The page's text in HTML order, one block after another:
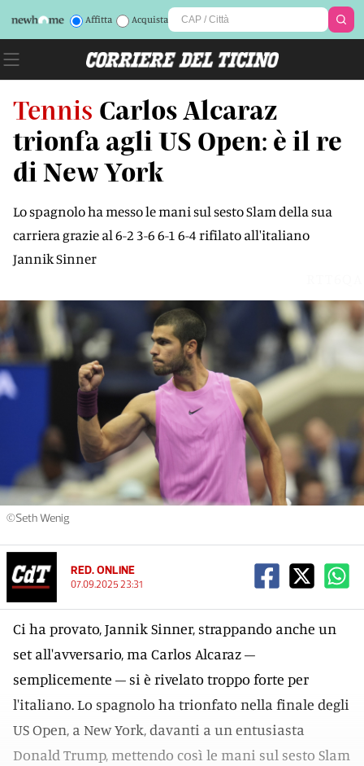
Affitta Acquista
Tennis Carlos Alcaraz
trionfa agli US Open: è il re
di New York
Lo spagnolo ha messo le mani sul sesto Slam della sua
carriera grazie al 6-2 3-6 6-1 6-4 rifilato all'italiano
Jannik Sinner
©Seth Wenig
RED. ONLINE
07.09.2025 23:31
Ci ha provato, Jannik Sinner, strappando anche un
set all'avversario, ma Carlos Alcaraz –
semplicemente – si è rivelato troppo forte per
l'italiano. Lo spagnolo ha trionfato nella finale degli
US Open, a New York, davanti a un entusiasta
Donald Trump, mettendo così le mani sul sesto Slam